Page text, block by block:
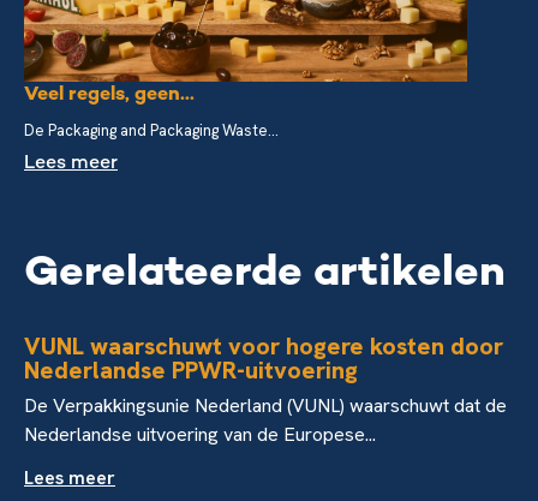
Veel regels, geen...
De Packaging and Packaging Waste...
Lees meer
Gerelateerde artikelen
VUNL waarschuwt voor hogere kosten door
Nederlandse PPWR-uitvoering
De Verpakkingsunie Nederland (VUNL) waarschuwt dat de
Nederlandse uitvoering van de Europese...
Lees meer